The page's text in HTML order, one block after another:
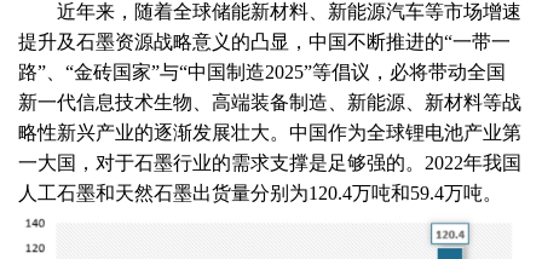
近年来，随着全球储能新材料、新能源汽车等市场增速
提升及石墨资源战略意义的凸显，中国不断推进的“一带一
路”、“金砖国家”与“中国制造2025”等倡议，必将带动全国
新一代信息技术生物、高端装备制造、新能源、新材料等战
略性新兴产业的逐渐发展壮大。中国作为全球锂电池产业第
一大国，对于石墨行业的需求支撑是足够强的。2022年我国
人工石墨和天然石墨出货量分别为120.4万吨和59.4万吨。